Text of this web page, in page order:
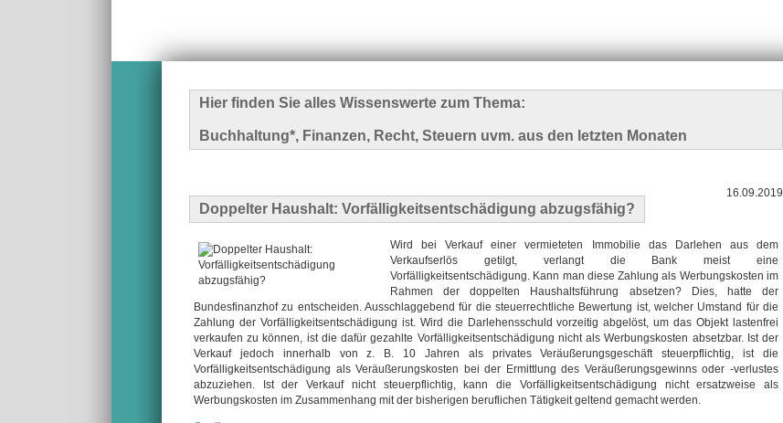
Hier finden Sie alles Wissenswerte zum Thema:
Buchhaltung*, Finanzen, Recht, Steuern uvm. aus den letzten Monaten
Doppelter Haushalt: Vorfälligkeitsentschädigung abzugsfähig?
16.09.2019
Wird bei Verkauf einer vermieteten Immobilie das Darlehen aus dem
Verkaufserlös getilgt, verlangt die Bank meist eine
Vorfälligkeitsentschädigung. Kann man diese Zahlung als Werbungskosten im
Rahmen der doppelten Haushaltsführung absetzen? Dies, hatte der
Bundesfinanzhof zu entscheiden. Ausschlaggebend für die steuerrechtliche Bewertung ist, welcher Umstand für die
Zahlung der Vorfälligkeitsentschädigung ist. Wird die Darlehensschuld vorzeitig abgelöst, um das Objekt lastenfrei
verkaufen zu können, ist die dafür gezahlte Vorfälligkeitsentschädigung nicht als Werbungskosten absetzbar. Ist der
Verkauf jedoch innerhalb von z. B. 10 Jahren als privates Veräußerungsgeschäft steuerpflichtig, ist die
Vorfälligkeitsentschädigung als Veräußerungskosten bei der Ermittlung des Veräußerungsgewinns oder -verlustes
abzuziehen. Ist der Verkauf nicht steuerpflichtig, kann die Vorfälligkeitsentschädigung nicht ersatzweise als
Werbungskosten im Zusammenhang mit der bisherigen beruflichen Tätigkeit geltend gemacht werden.